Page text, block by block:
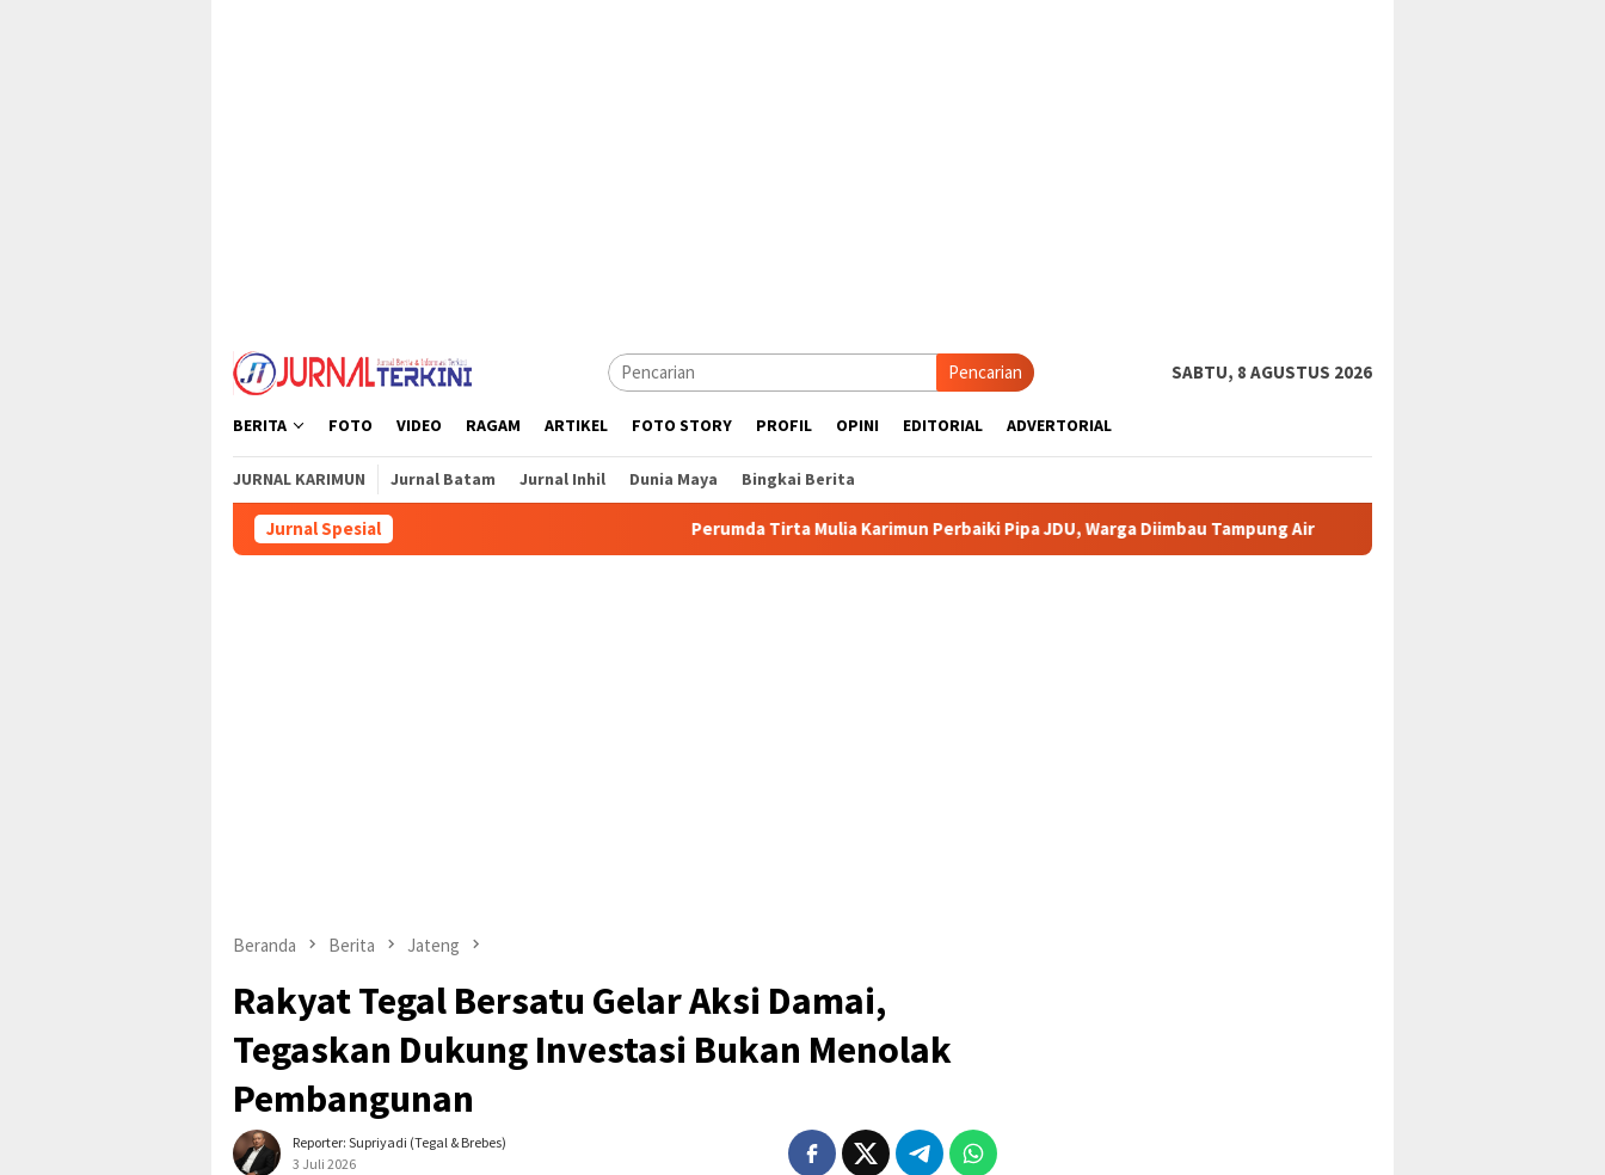
Pencarian SABTU, 8 AGUSTUS 2026
BERITA FOTO VIDEO RAGAM ARTIKEL FOTO STORY PROFIL OPINI EDITORIAL ADVERTORIAL
JURNAL KARIMUN Jurnal Batam Jurnal Inhil Dunia Maya Bingkai Berita
Jurnal Spesial Perumda Tirta Mulia Karimun Perbaiki Pipa JDU, Warga Diimbau Tampung Air Pemkab Karimun minta warga tidak
Beranda Berita Jateng
Rakyat Tegal Bersatu Gelar Aksi Damai,
Tegaskan Dukung Investasi Bukan Menolak
Pembangunan
Reporter: Supriyadi (Tegal & Brebes)
3 Juli 2026